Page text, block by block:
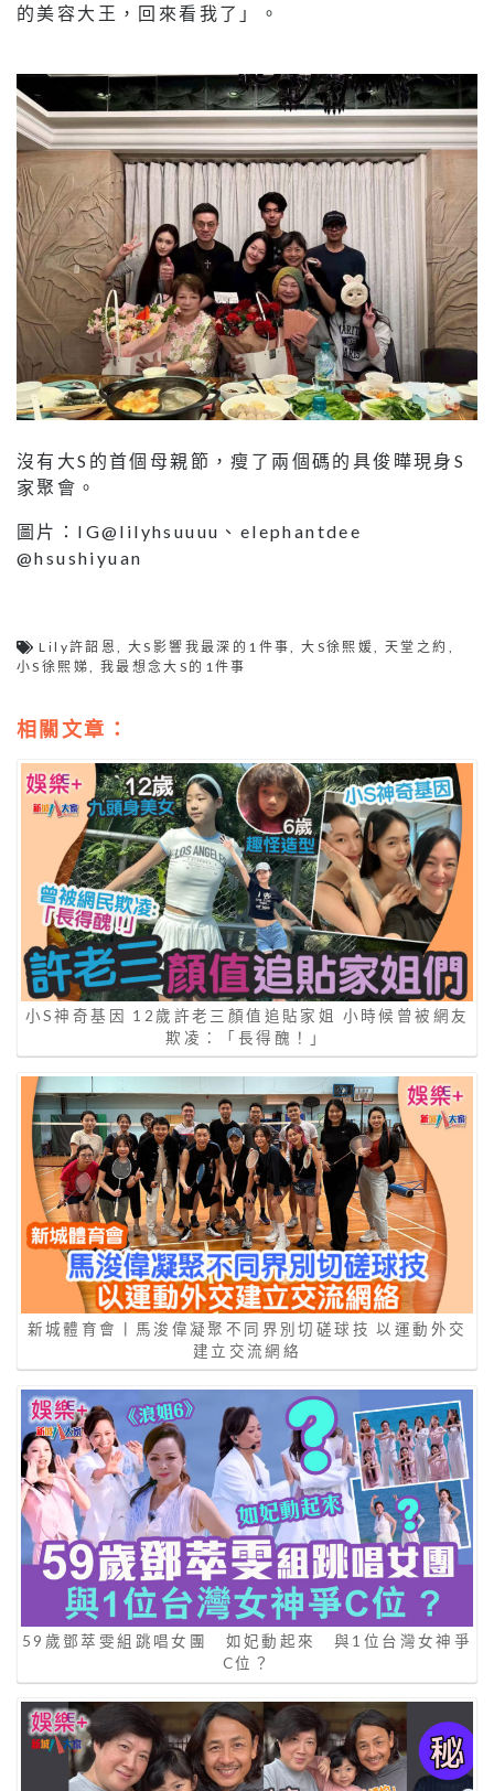
的美容大王，回來看我了」。
沒有大S的首個母親節，瘦了兩個碼的具俊曄現身S
家聚會。
圖片：IG@lilyhsuuuu、elephantdee
@hsushiyuan
Lily許韶恩 ,大S影響我最深的1件事 ,大S徐熙媛 ,天堂之約
小S徐熙娣
我最想念大S的1件事
相關文章：
小S神奇基因 12歲許老三顏值追貼家姐 小時候曾被網友
欺凌：「長得醜！」
新城體育會丨馬浚偉凝聚不同界別切磋球技 以運動外交
建立交流網絡
59歲鄧萃雯組跳唱女團 如妃動起來 與1位台灣女神爭
C位？